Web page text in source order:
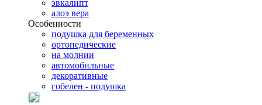
эвкалипт
алоэ вера
Особенности
подушка для беременных
ортопедические
на молнии
автомобильные
декоративные
гобелен - подушка